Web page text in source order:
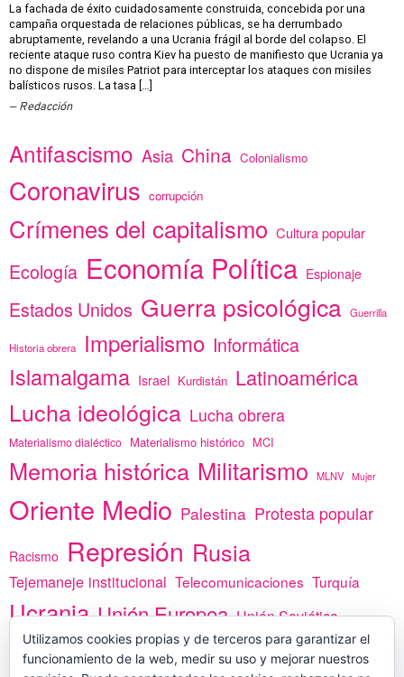
La fachada de éxito cuidadosamente construida, concebida por una
campaña orquestada de relaciones públicas, se ha derrumbado
abruptamente, revelando a una Ucrania frágil al borde del colapso. El
reciente ataque ruso contra Kiev ha puesto de manifiesto que Ucrania ya
no dispone de misiles Patriot para interceptar los ataques con misiles
balísticos rusos. La tasa […]
Redacción
Antifascismo Asia China Colonialismo
Coronavirus corrupción
Crímenes del capitalismo Cultura popular
Ecología Economía Política Espionaje
Estados Unidos Guerra psicológica Guerrilla
Historia obrera Imperialismo Informática
Islamalgama Israel Kurdistán Latinoamérica
Lucha ideológica Lucha obrera
Materialismo dialéctico Materialismo histórico MCI
Memoria histórica Militarismo MLNV Mujer
Oriente Medio Palestina Protesta popular
Racismo Represión Rusia
Tejemaneje institucional Telecomunicaciones Turquía
Ucrania Unión Europea Unión Soviética
vacunas Yemen África
Utilizamos cookies propias y de terceros para garantizar el
funcionamiento de la web, medir su uso y mejorar nuestros